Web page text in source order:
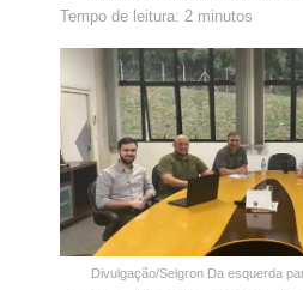
Tempo de leitura: 2 minutos
Divulgação/Selgron Da esquerda